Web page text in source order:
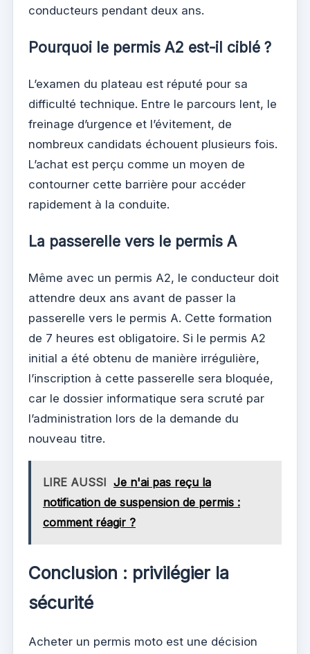
conducteurs pendant deux ans.
Pourquoi le permis A2 est-il ciblé ?
L’examen du plateau est réputé pour sa
difficulté technique. Entre le parcours lent, le
freinage d’urgence et l’évitement, de
nombreux candidats échouent plusieurs fois.
L’achat est perçu comme un moyen de
contourner cette barrière pour accéder
rapidement à la conduite.
La passerelle vers le permis A
Même avec un permis A2, le conducteur doit
attendre deux ans avant de passer la
passerelle vers le permis A. Cette formation
de 7 heures est obligatoire. Si le permis A2
initial a été obtenu de manière irrégulière,
l’inscription à cette passerelle sera bloquée,
car le dossier informatique sera scruté par
l’administration lors de la demande du
nouveau titre.
LIRE AUSSI Je n'ai pas reçu la
notification de suspension de permis :
comment réagir ?
Conclusion : privilégier la
sécurité
Acheter un permis moto est une décision